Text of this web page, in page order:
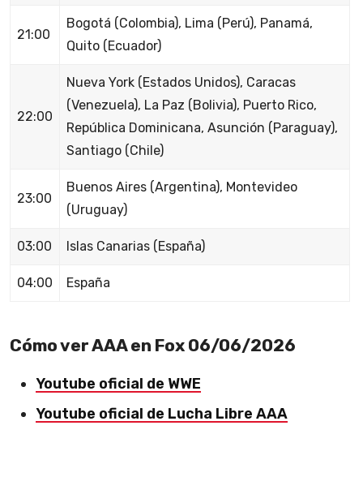
21:00
Bogotá (Colombia), Lima (Perú), Panamá,
Quito (Ecuador)
22:00
Nueva York (Estados Unidos), Caracas
(Venezuela), La Paz (Bolivia), Puerto Rico,
República Dominicana, Asunción (Paraguay),
Santiago (Chile)
23:00
Buenos Aires (Argentina), Montevideo
(Uruguay)
03:00 Islas Canarias (España)
04:00 España
Cómo ver AAA en Fox 06/06/2026
Youtube oficial de WWE
Youtube oficial de Lucha Libre AAA